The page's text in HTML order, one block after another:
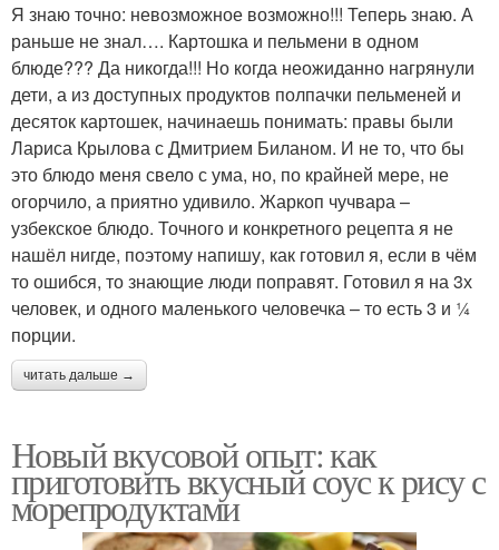
Я знаю точно: невозможное возможно!!! Теперь знаю. А
раньше не знал…. Картошка и пельмени в одном
блюде??? Да никогда!!! Но когда неожиданно нагрянули
дети, а из доступных продуктов полпачки пельменей и
десяток картошек, начинаешь понимать: правы были
Лариса Крылова с Дмитрием Биланом. И не то, что бы
это блюдо меня свело с ума, но, по крайней мере, не
огорчило, а приятно удивило. Жаркоп чучвара –
узбекское блюдо. Точного и конкретного рецепта я не
нашёл нигде, поэтому напишу, как готовил я, если в чём
то ошибся, то знающие люди поправят. Готовил я на 3х
человек, и одного маленького человечка – то есть 3 и ¼
порции.
читать дальше →
Новый вкусовой опыт: как
приготовить вкусный соус к рису с
морепродуктами